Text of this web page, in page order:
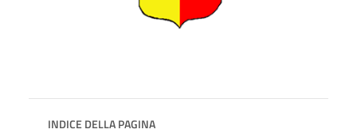
INDICE DELLA PAGINA